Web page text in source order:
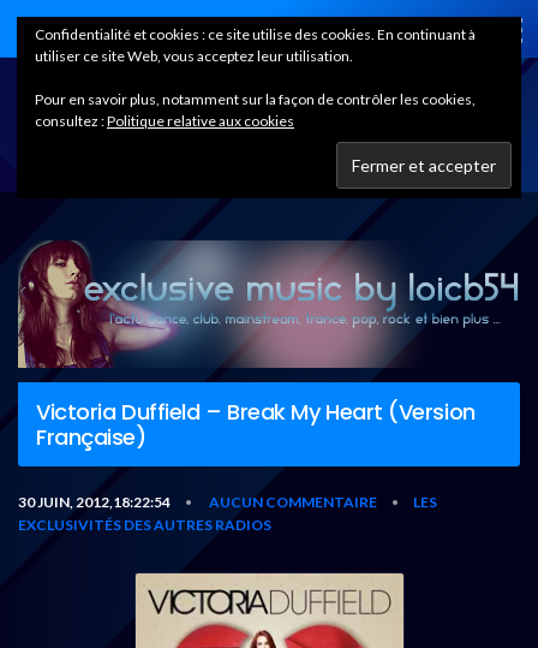
Home
Victoria Duffield – Break My Heart (Version
Française)
30 JUIN, 2012,18:22:54 • AUCUN COMMENTAIRE •
LES
EXCLUSIVITÉS DES AUTRES RADIOS
Confidentialité et cookies : ce site utilise des cookies. En continuant à
utiliser ce site Web, vous acceptez leur utilisation.
Pour en savoir plus, notamment sur la façon de contrôler les cookies,
consultez :Politique relative aux cookies